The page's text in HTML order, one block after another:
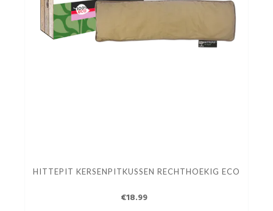
HITTEPIT KERSENPITKUSSEN RECHTHOEKIG ECO
€18.99